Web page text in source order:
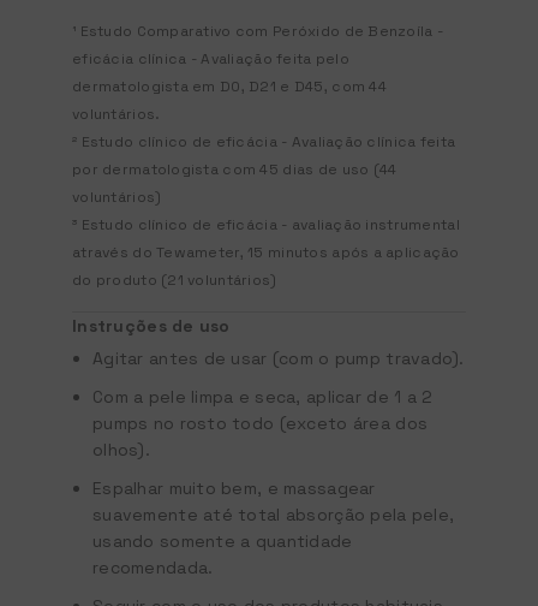
¹ Estudo Comparativo com Peróxido de Benzoíla -
eficácia clínica - Avaliação feita pelo
dermatologista em D0, D21 e D45, com 44
voluntários.
² Estudo clínico de eficácia - Avaliação clínica feita
por dermatologista com 45 dias de uso (44
voluntários)
³ Estudo clínico de eficácia - avaliação instrumental
através do Tewameter, 15 minutos após a aplicação
do produto (21 voluntários)
Instruções de uso
Agitar antes de usar (com o pump travado).
Com a pele limpa e seca, aplicar de 1 a 2
pumps no rosto todo (exceto área dos
olhos).
Espalhar muito bem, e massagear
suavemente até total absorção pela pele,
usando somente a quantidade
recomendada.